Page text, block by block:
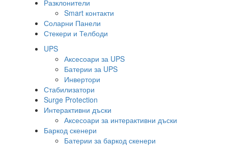
Разклонители
Smart контакти
Соларни Панели
Стекери и Телбоди
UPS
Аксесоари за UPS
Батерии за UPS
Инвертори
Стабилизатори
Surge Protection
Интерактивни дъски
Аксесоари за интерактивни дъски
Баркод скенери
Батерии за баркод скенери